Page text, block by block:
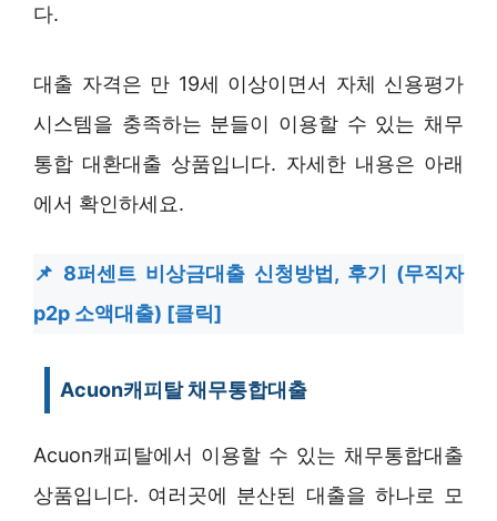
다.
대출 자격은 만 19세 이상이면서 자체 신용평가
시스템을 충족하는 분들이 이용할 수 있는 채무
통합 대환대출 상품입니다. 자세한 내용은 아래
에서 확인하세요.
8퍼센트 비상금대출 신청방법, 후기 (무직자
p2p 소액대출) [클릭]
Acuon캐피탈 채무통합대출
Acuon캐피탈에서 이용할 수 있는 채무통합대출
상품입니다. 여러곳에 분산된 대출을 하나로 모